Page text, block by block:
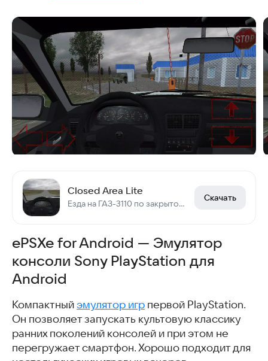
Closed Area Lite
Езда на ГАЗ-3110 по закрытому полигону
Скачать
ePSXe for Android — Эмулятор
консоли Sony PlayStation для
Android
Компактный эмулятор игр первой PlayStation.
Он позволяет запускать культовую классику
ранних поколений консолей и при этом не
перегружает смартфон. Хорошо подходит для